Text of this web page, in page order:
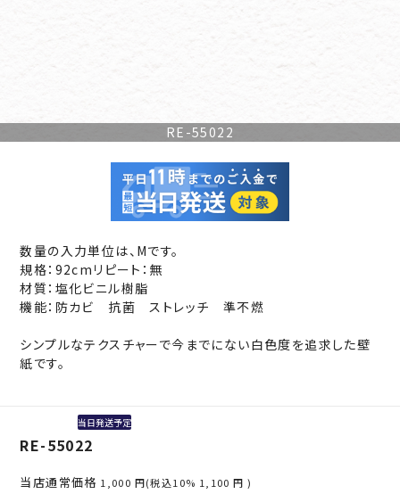
RE-55022
数量の入力単位は、Mです。
規格：92cmリピート：無
材質：塩化ビニル樹脂
機能：防カビ 抗菌 ストレッチ 準不燃
シンプルなテクスチャーで今までにない白色度を追求した壁
紙です。
当日発送予定
RE-55022
当店通常価格 1,000 円(税込10% 1,100 円 )